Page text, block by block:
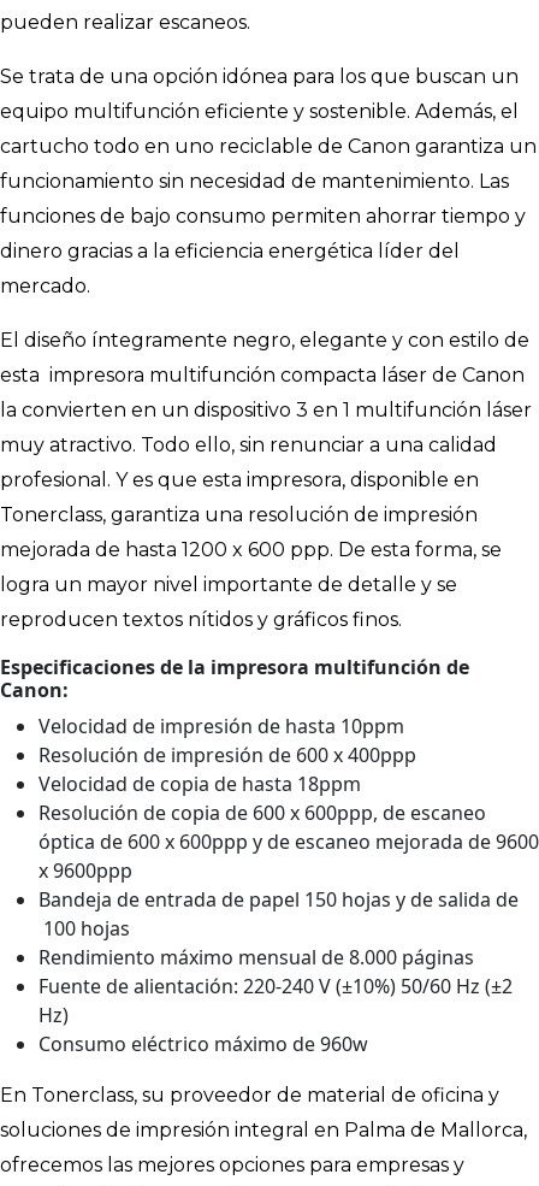
pueden realizar escaneos.
Se trata de una opción idónea para los que buscan un
equipo multifunción eficiente y sostenible. Además, el
cartucho todo en uno reciclable de Canon garantiza un
funcionamiento sin necesidad de mantenimiento. Las
funciones de bajo consumo permiten ahorrar tiempo y
dinero gracias a la eficiencia energética líder del
mercado.
El diseño íntegramente negro, elegante y con estilo de
esta impresora multifunción compacta láser de Canon
la convierten en un dispositivo 3 en 1 multifunción láser
muy atractivo. Todo ello, sin renunciar a una calidad
profesional. Y es que esta impresora, disponible en
Tonerclass, garantiza una resolución de impresión
mejorada de hasta 1200 x 600 ppp. De esta forma, se
logra un mayor nivel importante de detalle y se
reproducen textos nítidos y gráficos finos.
Especificaciones de la impresora multifunción de
Canon:
Velocidad de impresión de hasta 10ppm
Resolución de impresión de 600 x 400ppp
Velocidad de copia de hasta 18ppm
Resolución de copia de 600 x 600ppp, de escaneo
óptica de 600 x 600ppp y de escaneo mejorada de 9600
x 9600ppp
Bandeja de entrada de papel 150 hojas y de salida de
100 hojas
Rendimiento máximo mensual de 8.000 páginas
Fuente de alientación: 220-240 V (±10%) 50/60 Hz (±2
Hz)
Consumo eléctrico máximo de 960w
En Tonerclass, su proveedor de material de oficina y
soluciones de impresión integral en Palma de Mallorca,
ofrecemos las mejores opciones para empresas y